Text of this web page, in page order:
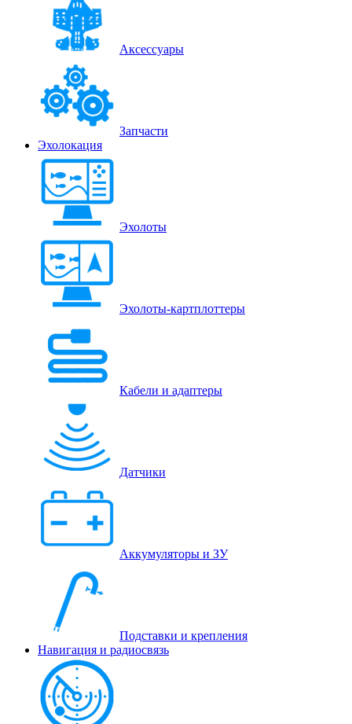
Аксессуары
Запчасти
Эхолокация
Эхолоты
Эхолоты-картплоттеры
Кабели и адаптеры
Датчики
Аккумуляторы и ЗУ
Подставки и крепления
Навигация и радиосвязь